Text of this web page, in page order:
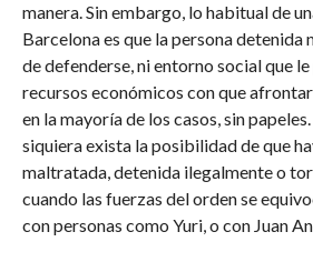
manera. Sin embargo, lo habitual de
Barcelona es que la persona
de defenderse, ni entorno social que
recursos económicos con que
en la mayoría de los casos, sin
siquiera exista la posibilidad de que
maltratada, detenida ilegalmente o
cuando las fuerzas del orden se
con personas como Yuri, o con Juan